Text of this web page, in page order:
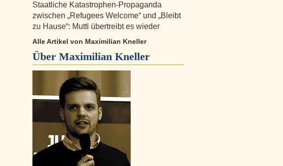
Staatliche Katastrophen-Propaganda
zwischen „Refugees Welcome“ und „Bleibt
zu Hause“: Mutti übertreibt es wieder
Alle Artikel von Maximilian Kneller
Über Maximilian Kneller